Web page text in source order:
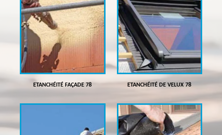
ETANCHÉITÉ FAÇADE 78 ETANCHÉITÉ DE VELUX 78